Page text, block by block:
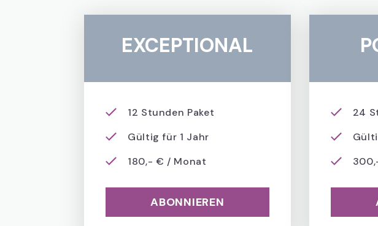
EXCEPTIONAL
12 Stunden Paket
Gültig für 1 Jahr
180,- € / Monat
ABONNIEREN
24